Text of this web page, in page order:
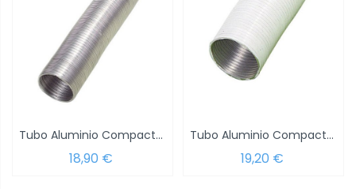
Tubo Aluminio Compacto Gris Ø 150 mm. / 5...
18,90 €
Tubo Aluminio Compacto Blanco Ø 100 mm. /...
19,20 €